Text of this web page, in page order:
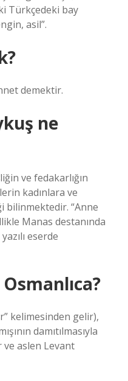
Türkçedeki bay
asil”.
demektir.
ne
ve fedakarlığın
kadınlara ve
bilinmektedir. “Anne
Manas destanında
eserde
damıtılmasıyla
ve aslen Levant